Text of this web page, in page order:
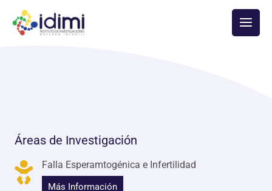
Main
Menu
Áreas de Investigación
Falla Esperamtogénica e Infertilidad
Más Información